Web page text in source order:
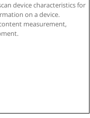
: B-95610580: -
device characteristics for
on a device.
measurement,